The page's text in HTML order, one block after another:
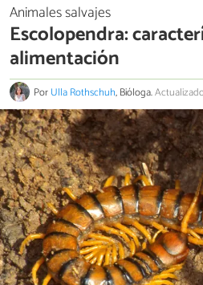
Animales salvajes
Escolopendra:
alimentación
PorUlla Rothschuh, Bióloga.